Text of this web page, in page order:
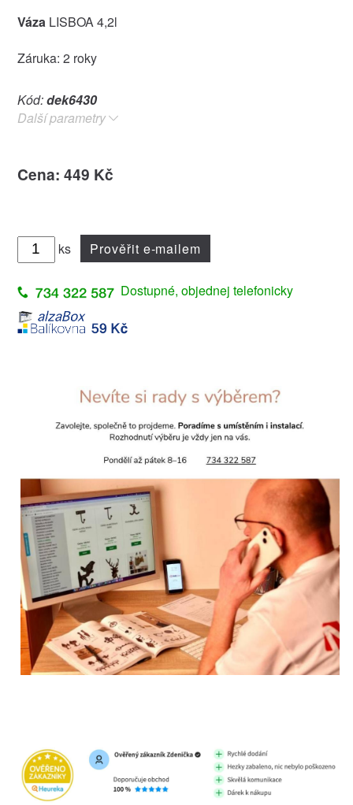
VázaLISBOA 4,2l
Záruka: 2 roky
Kód:dek6430
Další parametry
Cena: 449 Kč
ks Prověřit e-mailem
Dostupné, objednej telefonicky